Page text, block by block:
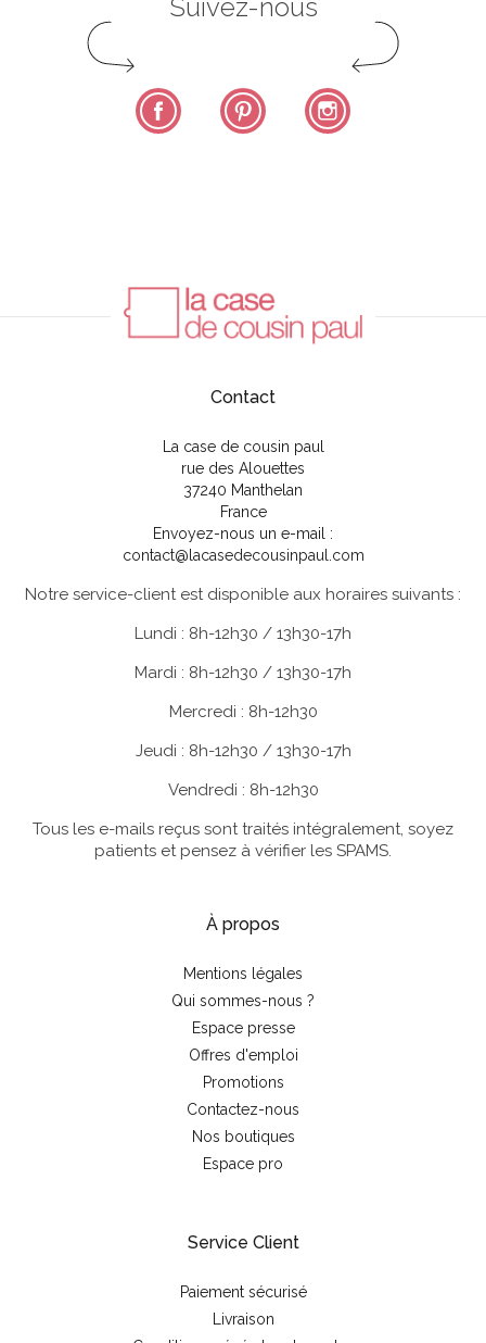
Suivez-nous
Facebook Pinterest
Contact
La case de cousin paul
rue des Alouettes
37240 Manthelan
France
Envoyez-nous un e-mail :
contact@lacasedecousinpaul.com
Notre service-client est disponible aux horaires suivants :
Lundi : 8h-12h30 / 13h30-17h
Mardi : 8h-12h30 / 13h30-17h
Mercredi : 8h-12h30
Jeudi : 8h-12h30 / 13h30-17h
Vendredi : 8h-12h30
Tous les e-mails reçus sont traités intégralement, soyez
patients et pensez à vérifier les SPAMS.
À propos
Mentions légales
Qui sommes-nous ?
Espace presse
Offres d'emploi
Promotions
Contactez-nous
Nos boutiques
Espace pro
Service Client
Paiement sécurisé
Livraison